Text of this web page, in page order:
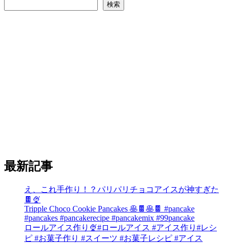
検索
最新記事
え、これ手作り！？パリパリチョコアイスが神すぎた
🍫🍨
Tripple Choco Cookie Pancakes 🥞🍫🥞🍫 #pancake
#pancakes #pancakerecipe #pancakemix #99pancake
ロールアイス作り🍨#ロールアイス #アイス作り#レシ
ピ #お菓子作り #スイーツ #お菓子レシピ #アイス